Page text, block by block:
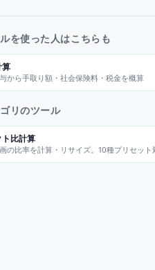
を使った人はこちらも
算
から手取り額・社会保険料・税金を概算
リのツール
ト比計算
の比率を計算・リサイズ。10種プリセット